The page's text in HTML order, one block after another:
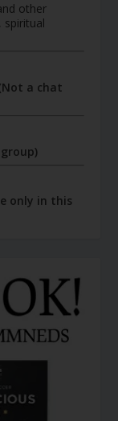
other
spiritual
a chat
only in this